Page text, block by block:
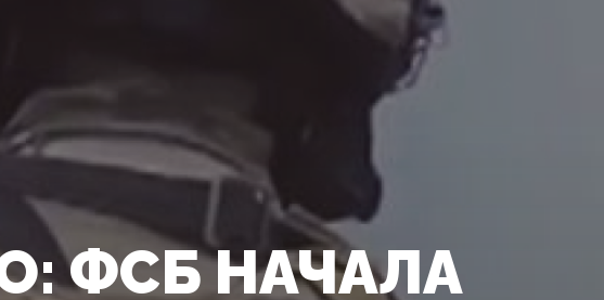
ФСБ НАЧАЛА